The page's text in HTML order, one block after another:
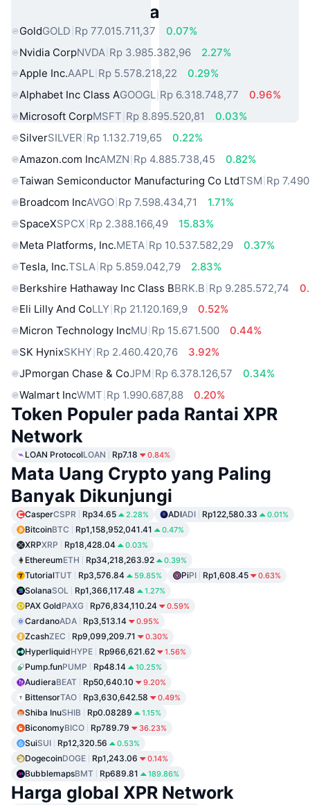
Aset Dunia Nyata Populer
GoldGOLD Rp 77.015.711,37
0.07%
Nvidia CorpNVDA Rp 3.985.382,96
2.27%
Apple Inc.AAPL Rp 5.578.218,22
0.29%
Alphabet Inc Class AGOOGL Rp 6.318.748,77
0.96%
Microsoft CorpMSFT Rp 8.895.520,81
0.03%
SilverSILVER Rp 1.132.719,65
0.22%
Amazon.com IncAMZN Rp 4.885.738,45
0.82%
Taiwan Semiconductor Manufacturing Co LtdTSM Rp
Broadcom IncAVGO Rp 7.598.434,71
1.71%
SpaceXSPCX Rp 2.388.166,49
15.83%
Meta Platforms, Inc.META Rp 10.537.582,29
0.37%
Tesla, Inc.TSLA Rp 5.859.042,79
2.83%
Berkshire Hathaway Inc Class BBRK.B Rp 9.285.572,74
Eli Lilly And CoLLY Rp 21.120.169,9
0.52%
Micron Technology IncMU Rp 15.671.500
0.44%
SK HynixSKHY Rp 2.460.420,76
3.92%
JPmorgan Chase & CoJPM Rp 6.378.126,57
0.34%
Walmart IncWMT Rp 1.990.687,88 0.20%
Token Populer pada Rantai XPR
Network
LOAN ProtocolLOAN Rp7.18 0.84%
Mata Uang Crypto yang Paling
Banyak Dikunjungi
CasperCSPR Rp34.65 2.28% ADIADI Rp122,580.33 0.01%
BitcoinBTC Rp1,158,952,041.41 0.47%
XRPXRP Rp18,428.04 0.03%
EthereumETH Rp34,218,263.92 0.39%
TutorialTUT Rp3,576.84 59.85% PiPI Rp1,608.45 0.63%
SolanaSOL Rp1,366,117.48 1.27%
PAX GoldPAXG Rp76,834,110.24 0.59%
CardanoADA Rp3,513.14 0.95%
ZcashZEC Rp9,099,209.71 0.30%
HyperliquidHYPE Rp966,621.62 1.56%
Pump.funPUMP Rp48.14 10.25%
AudieraBEAT Rp50,640.10 9.20%
BittensorTAO Rp3,630,642.58 0.49%
Shiba InuSHIB Rp0.08289 1.15%
BiconomyBICO Rp789.79 36.23%
SuiSUI Rp12,320.56 0.53%
DogecoinDOGE Rp1,243.06 0.14%
BubblemapsBMT Rp689.81 189.86%
Harga global XPR Network